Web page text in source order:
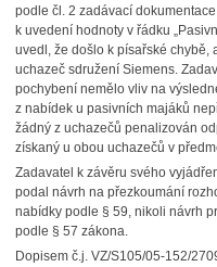
podle čl. 2 zadávací
k uvedení hodnoty v řádku
uvedl, že došlo k písařské chybě,
uchazeč sdružení Siemens.
pochybení nemělo vliv na
z nabídek u pasivních majáků
žádný z uchazečů penalizován
získaný u obou uchazečů v
Zadavatel k závěru svého
podal návrh na přezkoumání
nabídky podle § 59, nikoli návrh
podle § 57 zákona.
Dopisem č.j. VZ/S105/05-152/